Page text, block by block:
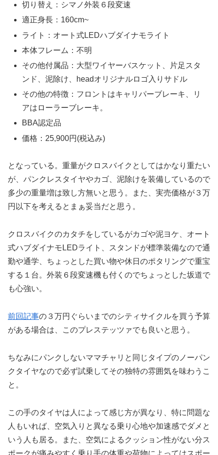
切り替え：シマノ外装６段変速
適正身長：160cm~
ライト：オート式LEDハブダイナモライト
本体フレーム：不明
その他付属品：大型ワイヤーバスケット、片足スタ
ンド、泥除け、headオリジナルロゴ入りサドル
その他の特徴：フロントはキャリパーブレーキ、リ
アはローラーブレーキ。
BBA認定品
価格：25,900円(税込み)
となっている。重量がクロスバイクとしてはかなり重たい
が、パンクレスタイヤやカゴ、泥除けを装備しているので
多少の重量増は致し方無いと思う。また、実売価格が３万
円以下を考えるとまぁ妥当だと思う。
クロスバイクのカタチをしているがカゴや泥ヨケ、オート
式ハブダイナモLEDライト、スタンドが標準装備なので通
勤や通学、ちょっとした買い物や休日のポタリングで重宝
する１台。外装６段変速機も付くのでちょっとした坂道で
も心強い。
前回記事の３万円ぐらいまでのシティサイクルを買う予算
がある場合は、このプレステッツァでも良いと思う。
ちなみにパンクしないママチャリと同じタイプのノーパン
クタイヤなので必ず試乗してその独特の雰囲気を味わうこ
と。
この手のタイヤは人によって感じ方が異なり、特に問題な
人もいれば、空気入りと異なる乗り心地や加速感でダメと
いう人も居る。また、空気によるクッション性がない分ス
ポークが痛みやすく乗り手の体重や荷物によってはスポー